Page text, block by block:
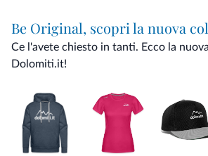
Be Original, scopri la nuova
Ce l'avete chiesto in tanti. Ecco la
Dolomiti.it!